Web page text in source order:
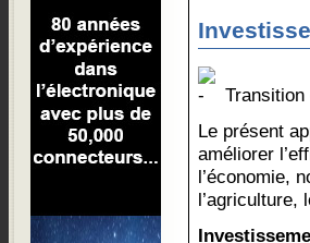
Transition
Le présent
améliorer
l’économie,